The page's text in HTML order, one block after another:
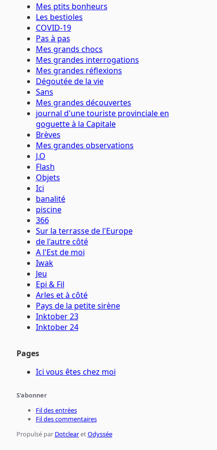
Mes ptits bonheurs
Les bestioles
COVID-19
Pas à pas
Mes grands chocs
Mes grandes interrogations
Mes grandes réflexions
Dégoutée de la vie
Sans
Mes grandes découvertes
journal d'une touriste provinciale en
goguette à la Capitale
Brèves
Mes grandes observations
J.O
Flash
Objets
Ici
banalité
piscine
366
Sur la terrasse de l'Europe
de l'autre côté
A l'Est de moi
Iwak
Jeu
Epi & Fil
Arles et à côté
Pays de la petite sirène
Inktober 23
Inktober 24
Pages
Ici vous êtes chez moi
S'abonner
Fil des entrées
Fil des commentaires
Propulsé par DotclearetOdyssée